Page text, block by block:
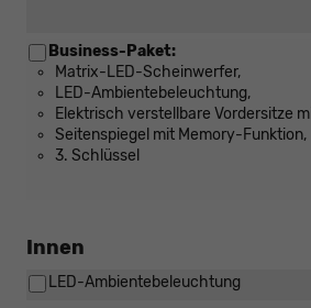
Business-Paket:
Matrix-LED-Scheinwerfer,
LED-Ambientebeleuchtung,
Elektrisch verstellbare Vordersitze
Seitenspiegel mit Memory-Funktion,
3. Schlüssel
Innen
LED-Ambientebeleuchtung